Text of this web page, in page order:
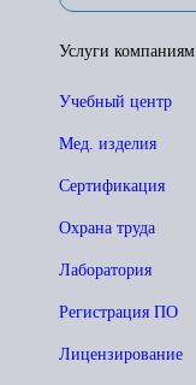
Услуги компаниям
Учебный центр
Мед. изделия
Сертификация
Охрана труда
Лаборатория
Регистрация ПО
Лицензирование